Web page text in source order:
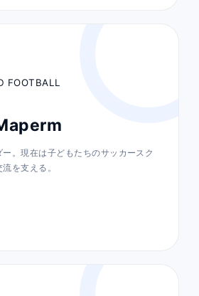
FOOTBALL
。現在は子どもたちのサッカースク
を支える。